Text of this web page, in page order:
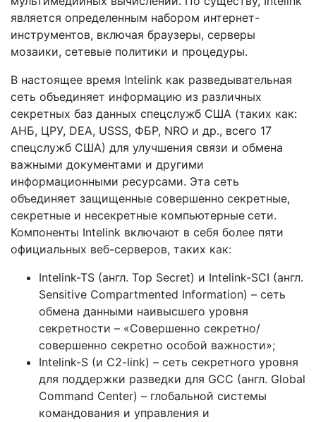
является определенным набором интернет-
инструментов, включая браузеры, серверы
мозаики, сетевые политики и процедуры.
В настоящее время Intelink как разведывательная
сеть объединяет информацию из различных
секретных баз данных спецслужб США (таких как:
АНБ, ЦРУ, DEA, USSS, ФБР, NRO и др., всего 17
спецслужб США) для улучшения связи и обмена
важными документами и другими
информационными ресурсами. Эта сеть
объединяет защищенные совершенно секретные,
секретные и несекретные компьютерные сети.
Компоненты Intelink включают в себя более пяти
официальных веб-серверов, таких как:
Intelink-TS (англ. Top Secret) и Intelink-SCI (англ.
Sensitive Compartmented Information) – сеть
обмена данными наивысшего уровня
секретности – «Совершенно секретно/
совершенно секретно особой важности»;
Intelink-S (и C2-link) – сеть секретного уровня
для поддержки разведки для GCC (англ. Global
Command Center) – глобальной системы
командования и управления и